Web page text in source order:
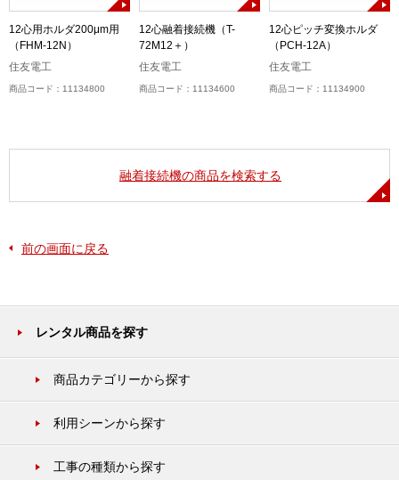
12心用ホルダ200μm用
（FHM-12N）
住友電工
商品コード：11134800
12心融着接続機（T-
72M12＋）
住友電工
商品コード：11134600
12心ピッチ変換ホルダ
（PCH-12A）
住友電工
商品コード：11134900
融着接続機の商品を検索する
前の画面に戻る
レンタル商品を探す
商品カテゴリーから探す
利用シーンから探す
工事の種類から探す